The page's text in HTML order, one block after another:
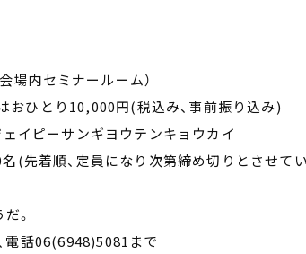
場内セミナールーム）
おひとり10,000円(税込み、事前振り込み)
ピーサンギヨウテンキョウカイ
(先着順、定員になり次第締め切りとさせて
。
電話06(6948)5081まで